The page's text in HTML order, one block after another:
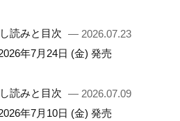
読みと目次 — 2026.07.23
年7月24日 (金) 発売
読みと目次 — 2026.07.09
年7月10日 (金) 発売